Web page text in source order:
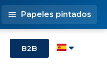
B2B
Papeles pintados